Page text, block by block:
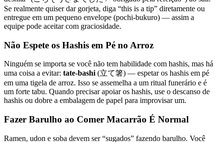
Se realmente quiser dar gorjeta, diga “this is a tip” diretamente ou
entregue em um pequeno envelope (pochi-bukuro) — assim a
equipe pode aceitar com graciosidade.
Não Espete os Hashis em Pé no Arroz
Ninguém se importa se você não tem habilidade com hashis, mas há
uma coisa a evitar: tate-bashi (立て箸) — espetar os hashis em pé
em uma tigela de arroz. Isso se assemelha a um ritual funerário e é
um forte tabu. Quando precisar apoiar os hashis, use o descanso de
hashis ou dobre a embalagem de papel para improvisar um.
Fazer Barulho ao Comer Macarrão É Normal
Ramen, udon e soba devem ser “sugados” fazendo barulho. Você